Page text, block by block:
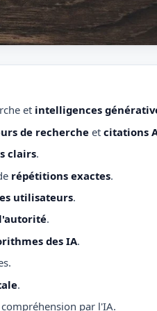
et intelligences
de rechercheet citations
clairs.
répétitions exactes.
utilisateurs.
l'autorité.
des IA.
.
par l'IA.